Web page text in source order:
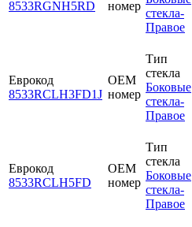
8533RGNH5RD
номер
стекла-
Правое
Еврокод
8533RCLH3FD1J
OEM
номер
Тип
стекла
Боковые
стекла-
Правое
Еврокод
8533RCLH5FD
OEM
номер
Тип
стекла
Боковые
стекла-
Правое